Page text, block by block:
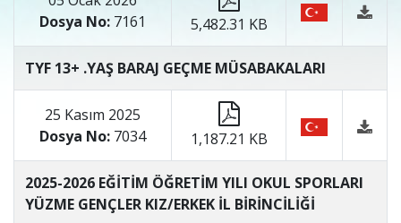
Dosya No: 7161 5,482.31 KB
TYF 13+ .YAŞ BARAJ GEÇME MÜSABAKALARI
25 Kasım 2025
Dosya No: 7034 1,187.21 KB
2025-2026 EĞİTİM ÖĞRETİM YILI OKUL SPORLARI
YÜZME GENÇLER KIZ/ERKEK İL BİRİNCİLİĞİ